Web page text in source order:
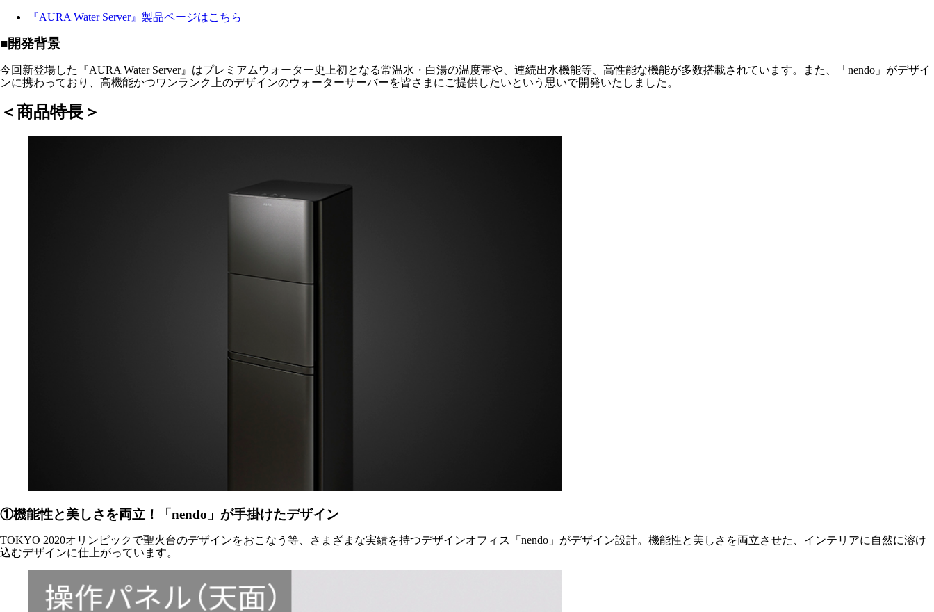
『AURA Water Server』製品ページはこちら
■開発背景
今回新登場した『AURA Water Server』はプレミアムウォーター史上初となる常温水・白湯の温度帯や、連続出水機能等、高性能な機能が多数搭載されています。また、「nendo」がデザイ
ンに携わっており、高機能かつワンランク上のデザインのウォーターサーバーを皆さまにご提供したいという思いで開発いたしました。
＜商品特長＞
①機能性と美しさを両立！「nendo」が手掛けたデザイン
TOKYO 2020オリンピックで聖火台のデザインをおこなう等、さまざまな実績を持つデザインオフィス「nendo」がデザイン設計。機能性と美しさを両立させた、インテリアに自然に溶け
込むデザインに仕上がっています。